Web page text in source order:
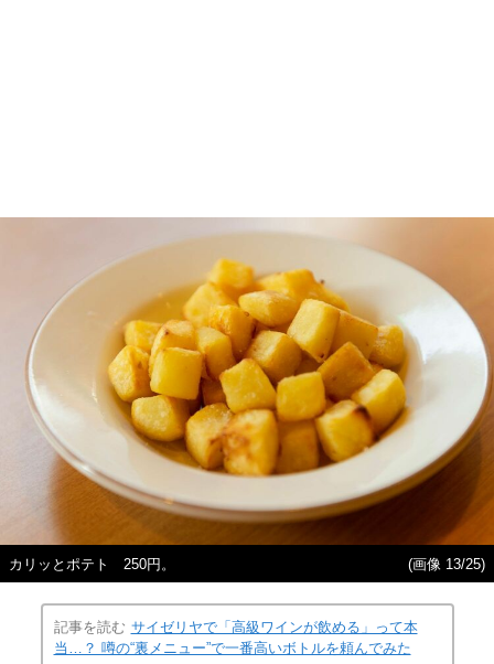
カリッとポテト 250円。 (画像 13/25)
記事を読む サイゼリヤで「高級ワインが飲める」って本
当…？ 噂の“裏メニュー”で一番高いボトルを頼んでみた